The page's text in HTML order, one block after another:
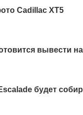
Cadillac XT5
вывести
будет